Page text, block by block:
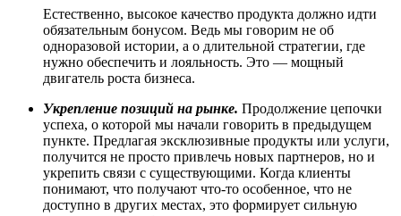
Естественно, высокое качество продукта должно идти
обязательным бонусом. Ведь мы говорим не об
одноразовой истории, а о длительной стратегии, где
нужно обеспечить и лояльность. Это — мощный
двигатель роста бизнеса.
Укрепление позиций на рынке. Продолжение цепочки
успеха, о которой мы начали говорить в предыдущем
пункте. Предлагая эксклюзивные продукты или услуги,
получится не просто привлечь новых партнеров, но и
укрепить связи с существующими. Когда клиенты
понимают, что получают что-то особенное, что не
доступно в других местах, это формирует сильную